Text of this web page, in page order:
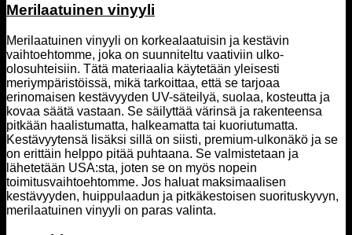
Merilaatuinen vinyyli
Merilaatuinen vinyyli on korkealaatuisin ja kestävin
vaihtoehtomme, joka on suunniteltu vaativiin ulko-
olosuhteisiin. Tätä materiaalia käytetään yleisesti
meriympäristöissä, mikä tarkoittaa, että se tarjoaa
erinomaisen kestävyyden UV-säteilyä, suolaa, kosteutta ja
kovaa säätä vastaan. Se säilyttää värinsä ja rakenteensa
pitkään haalistumatta, halkeamatta tai kuoriutumatta.
Kestävyytensä lisäksi sillä on siisti, premium-ulkonäkö ja se
on erittäin helppo pitää puhtaana. Se valmistetaan ja
lähetetään USA:sta, joten se on myös nopein
toimitusvaihtoehtomme. Jos haluat maksimaalisen
kestävyyden, huippulaadun ja pitkäkestoisen suorituskyvyn,
merilaatuinen vinyyli on paras valinta.